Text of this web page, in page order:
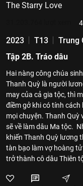
The Starry Love
2023 T13 Trung
Tập 2B. Tráo dâu
Hai nàng công chúa
Thanh Quỳ là người
may của cả gia tộc, thì
điềm gở khi có tính
mọi chuyện. Thanh Quỳ
sẽ về làm dâu Ma tộc.
khiến Thanh Quỳ lương
tàn bạo làm vợ hoàng
trở thành cô dâu Thiên